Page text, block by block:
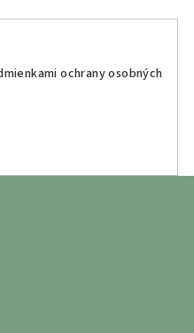
ochrany osobných